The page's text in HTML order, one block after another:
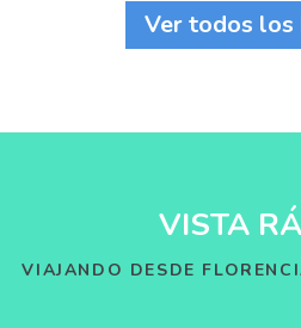
Ver todos los
VISTA
VIAJANDO DESDE